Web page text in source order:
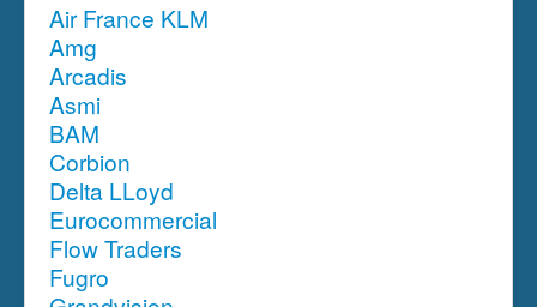
Air France KLM
Amg
Arcadis
Asmi
BAM
Corbion
Delta LLoyd
Eurocommercial
Flow Traders
Fugro